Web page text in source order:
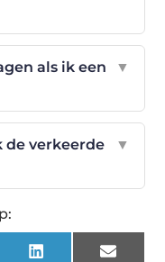
als ik een
▼
de verkeerde
▼
LinkedIn Email